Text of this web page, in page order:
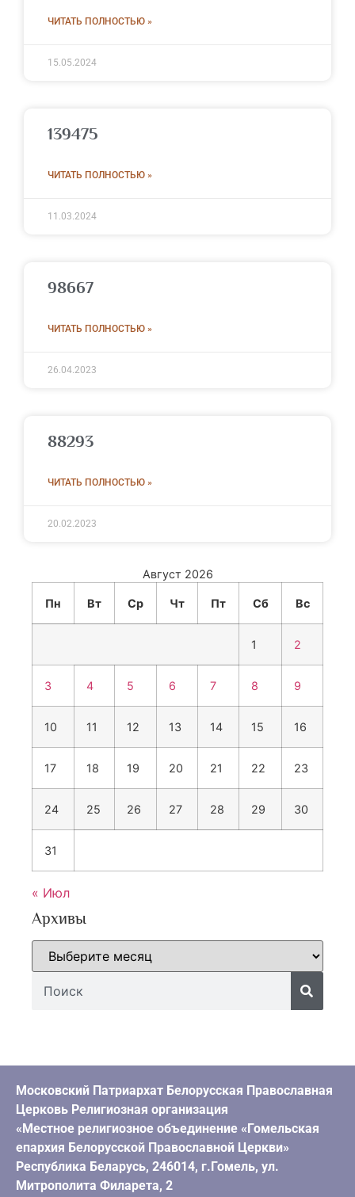
ЧИТАТЬ ПОЛНОСТЬЮ »
15.05.2024
139475
ЧИТАТЬ ПОЛНОСТЬЮ »
11.03.2024
98667
ЧИТАТЬ ПОЛНОСТЬЮ »
26.04.2023
88293
ЧИТАТЬ ПОЛНОСТЬЮ »
20.02.2023
Август 2026
Пн Вт Ср Чт Пт Сб Вс
1 2
3 4 5 6 7 8 9
10 11 12 13 14 15 16
17 18 19 20 21 22 23
24 25 26 27 28 29 30
31
« Июл
Архивы
Московский Патриархат Белорусская Православная
Церковь Религиозная организация
«Местное религиозное объединение «Гомельская
епархия Белорусской Православной Церкви»
Республика Беларусь, 246014, г.Гомель, ул.
Митрополита Филарета, 2